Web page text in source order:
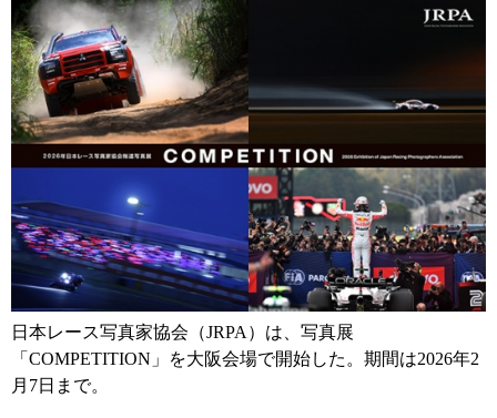
日本レース写真家協会（JRPA）は、写真展
「COMPETITION」を大阪会場で開始した。期間は2026年2
月7日まで。